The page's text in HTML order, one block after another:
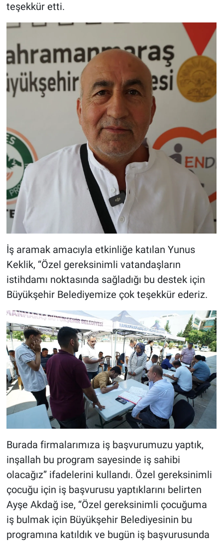
teşekkür etti.
İş aramak amacıyla etkinliğe katılan Yunus
Keklik, “Özel gereksinimli vatandaşların
istihdamı noktasında sağladığı bu destek için
Büyükşehir Belediyemize çok teşekkür ederiz.
Burada firmalarımıza iş başvurumuzu yaptık,
inşallah bu program sayesinde iş sahibi
olacağız” ifadelerini kullandı. Özel gereksinimli
çocuğu için iş başvurusu yaptıklarını belirten
Ayşe Akdağ ise, “Özel gereksinimli çocuğuma
iş bulmak için Büyükşehir Belediyesinin bu
programına katıldık ve bugün iş başvurusunda